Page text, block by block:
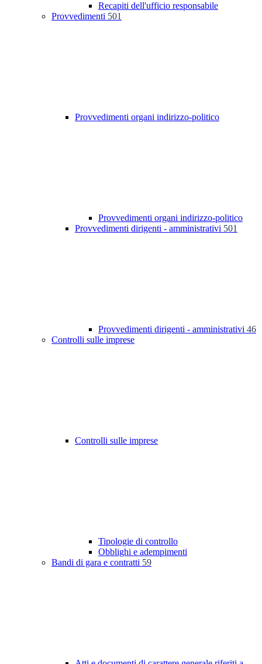
Recapiti dell'ufficio responsabile
Provvedimenti 501
Provvedimenti organi indirizzo-politico
Provvedimenti organi indirizzo-politico
Provvedimenti dirigenti - amministrativi 501
Provvedimenti dirigenti - amministrativi 46
Controlli sulle imprese
Controlli sulle imprese
Tipologie di controllo
Obblighi e adempimenti
Bandi di gara e contratti 59